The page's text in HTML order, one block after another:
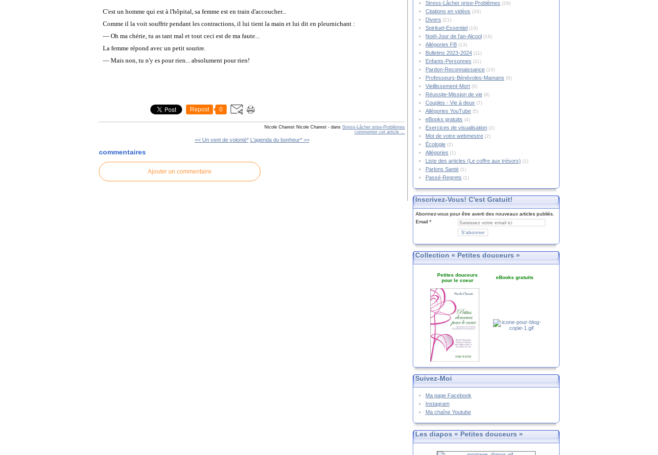
C'est un homme qui est à l'hôpital, sa femme est en train d'accoucher...
Comme il la voit souffrir pendant les contractions, il lui tient la main et lui dit en pleurnichant :
— Oh ma chérie, tu as tant mal et tout ceci est de ma faute...
La femme répond avec un petit sourire.
— Mais non, tu n'y es pour rien... absolument pour rien!
Repost 0
Nicole Charest Nicole Charest - dans Stress-Lâcher prise-Problèmes
commenter cet article
<< Un vent de volonté* L'agenda du bonheur* >>
commentaires
Ajouter un commentaire
Stress-Lâcher prise-Problèmes (29)
Citations en vidéos (26)
Divers (21)
Spirituel-Essentiel (19)
Noël-Jour de l'an-Alcool (16)
Allégories FB (13)
Bulletins 2023-2024 (11)
Enfants-Personnes (11)
Pardon-Reconnaissance (10)
Professeurs-Bénévoles-Mamans (9)
Vieillissement-Mort (9)
Réussite-Mission de vie (8)
Couples - Vie à deux (7)
Allégories YouTube (5)
eBooks gratuits (4)
Exercices de visualisation (2)
Mot de votre webmestre (2)
Écologie (2)
Allégories (1)
Liste des articles (Le coffre aux trésors) (1)
Parlons Santé (1)
Passé-Regrets (1)
Inscrivez-Vous! C'est Gratuit!
Abonnez-vous pour être averti des nouveaux articles publiés.
Email
Collection « Petites douceurs »
Petites douceurs
pour le coeur
eBooks gratuits
Suivez-Moi
Ma page Facebook
Instagram
Ma chaîne Youtube
Les diapos « Petites douceurs »